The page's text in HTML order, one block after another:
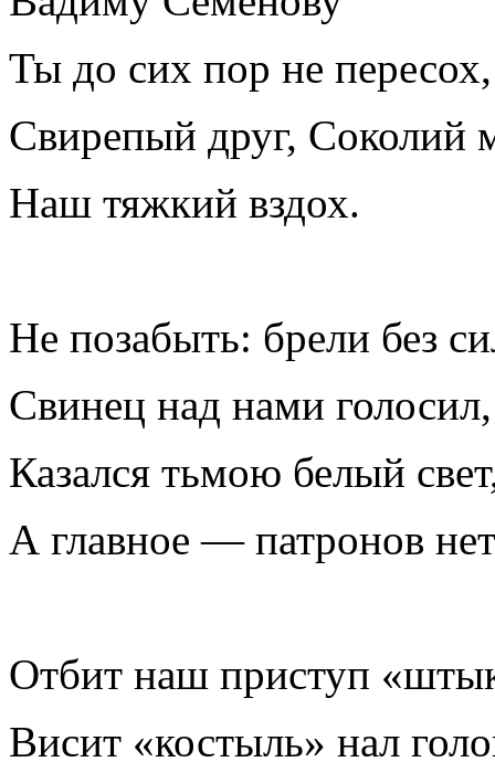
Ты до сих пор не пересох,
Свирепый друг, Соколий
Наш тяжкий вздох.
Не позабыть: брели без
Свинец над нами голосил,
Казался тьмою белый
А главное — патронов
Отбит наш приступ
Висит «костыль» нал